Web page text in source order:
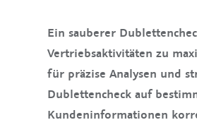
Ein sauberer
Vertriebsaktivitäten zu
für präzise Analysen und
Dublettencheck auf
Kundeninformationen